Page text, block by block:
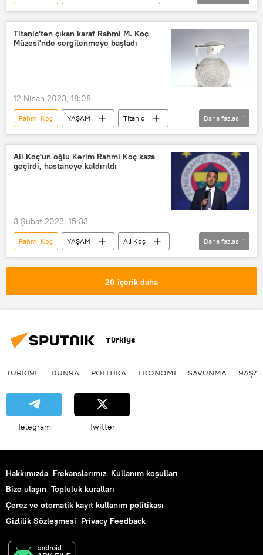
TÜRKİYE
Ali Koç
Titanic'ten çıkan karaf Rahmi M. Koç
Müzesi'nde sergilenmeye başladı
12 Nisan 2023, 18:08
Rahmi Koç YAŞAM
Titanic
Müze
Daha fazlası 1
Ali Koç'un oğlu Kerim Rahmi Koç kaza
geçirdi, hastaneye kaldırıldı
3 Şubat 2023, 15:33
Rahmi Koç YAŞAM
Ali Koç
Kaza
Daha fazlası 1
20 içerik daha
Türkiye
TÜRKIYE DÜNYA POLİTİKA EKONOMİ SAVUNMA
Telegram Twitter
Hakkımızda Frekanslarımız Kullanım koşulları
Bize ulaşın Topluluk kuralları
Çerez ve otomatik kayıt kullanım politikası
Gizlilik Sözleşmesi Privacy Feedback